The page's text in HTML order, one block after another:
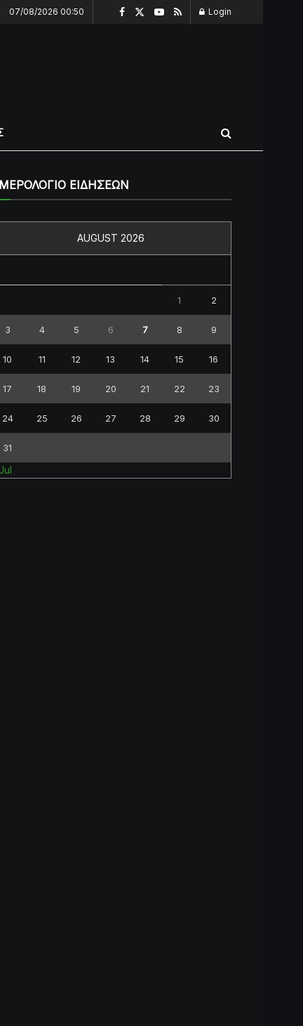
07/08/2026 00:50 Login
ΕΙΔΗΣΕΩΝ
AUGUST 2026
1 2
3 4 5 6 7 8 9
10 11 12 13 14 15 16
17 18 19 20 21 22 23
24 25 26 27 28 29 30
31